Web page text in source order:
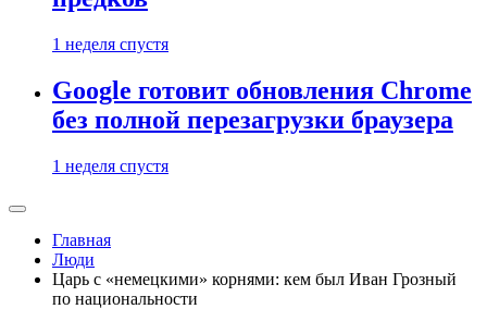
1 неделя спустя
Google готовит обновления Chrome
без полной перезагрузки браузера
1 неделя спустя
Главная
Люди
Царь с «немецкими» корнями: кем был Иван Грозный
по национальности